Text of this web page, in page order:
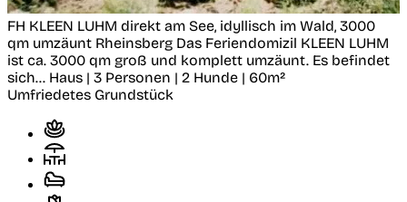
FH KLEEN LUHM direkt am See, idyllisch im Wald, 3000
qm umzäunt Rheinsberg Das Feriendomizil KLEEN LUHM
ist ca. 3000 qm groß und komplett umzäunt. Es befindet
sich... Haus | 3 Personen | 2 Hunde | 60m²
Umfriedetes Grundstück